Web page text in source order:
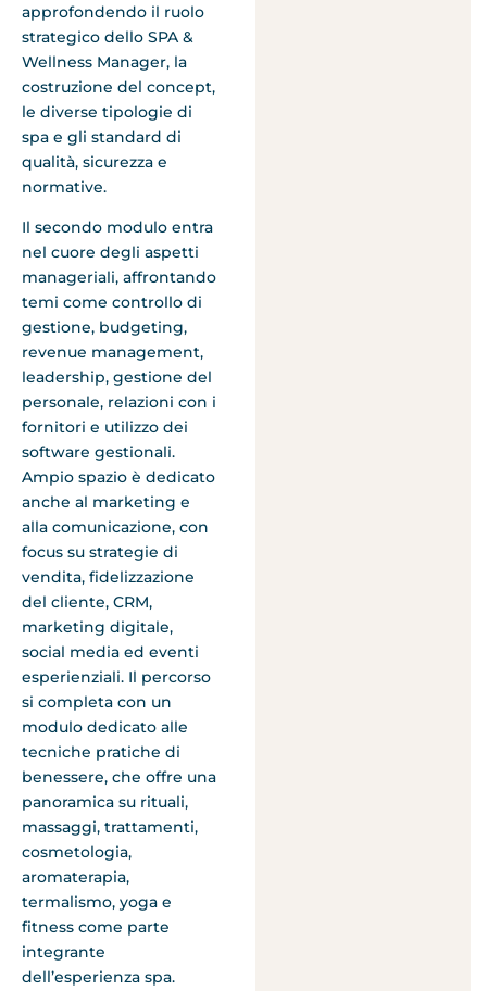
approfondendo il ruolo
strategico dello SPA &
Wellness Manager, la
costruzione del concept,
le diverse tipologie di
spa e gli standard di
qualità, sicurezza e
normative.
Il secondo modulo entra
nel cuore degli aspetti
manageriali, affrontando
temi come controllo di
gestione, budgeting,
revenue management,
leadership, gestione del
personale, relazioni con i
fornitori e utilizzo dei
software gestionali.
Ampio spazio è dedicato
anche al marketing e
alla comunicazione, con
focus su strategie di
vendita, fidelizzazione
del cliente, CRM,
marketing digitale,
social media ed eventi
esperienziali. Il percorso
si completa con un
modulo dedicato alle
tecniche pratiche di
benessere, che offre una
panoramica su rituali,
massaggi, trattamenti,
cosmetologia,
aromaterapia,
termalismo, yoga e
fitness come parte
integrante
dell’esperienza spa.